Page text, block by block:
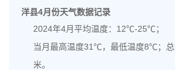
洋县4月份天气数据记录
2024年4月平均温度：12℃-25℃；
当月最高温度31℃，最低温度8℃；
米。